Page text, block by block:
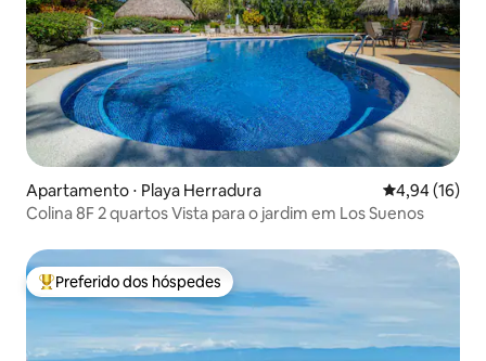
Apartamento ⋅ Playa Herradura 4,94 de uma
4,94 (16)
Colina 8F 2 quartos Vista para o jardim em Los Suenos
Entre os melhores preferidos dos hóspedes
Preferido dos hóspedes